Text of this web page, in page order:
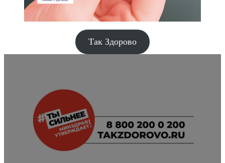
Так Здорово